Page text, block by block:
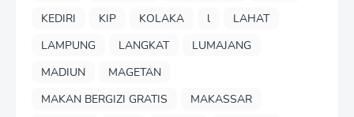
KEDIRI
KIP KOLAKA l
LAHAT
LAMPUNG
LANGKAT
LUMAJANG
MADIUN
MAGETAN
MAKAN BERGIZI GRATIS
MAKASSAR